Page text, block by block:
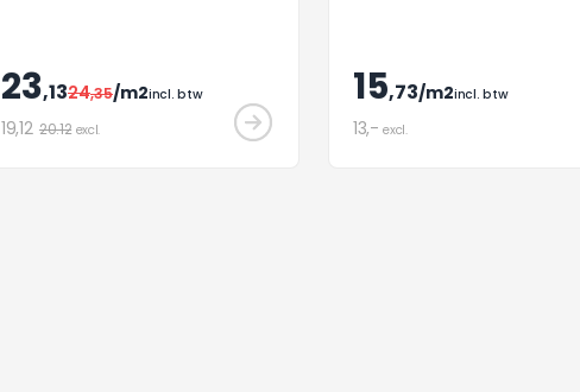
voor interieurafwerking.
23,1324,35/m2incl. btw
19,12 20.12 excl.
15,73/m2incl. btw
13,- excl.